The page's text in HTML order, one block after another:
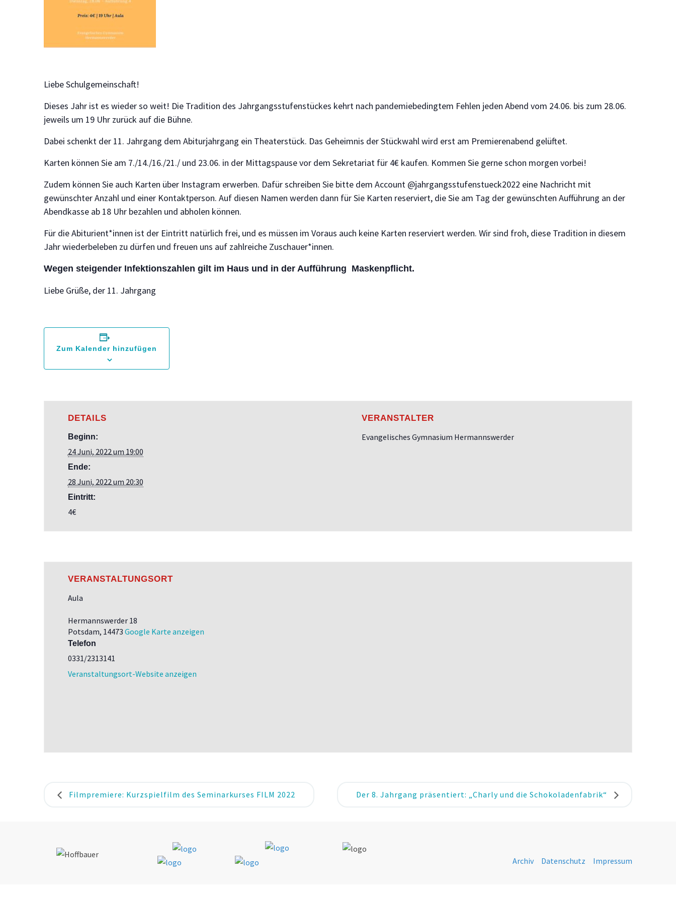
Liebe Schulgemeinschaft!
Dieses Jahr ist es wieder so weit! Die Tradition des Jahrgangsstufenstückes kehrt nach pandemiebedingtem Fehlen jeden Abend vom 24.06. bis zum 28.06.
jeweils um 19 Uhr zurück auf die Bühne.
Dabei schenkt der 11. Jahrgang dem Abiturjahrgang ein Theaterstück. Das Geheimnis der Stückwahl wird erst am Premierenabend gelüftet.
Karten können Sie am 7./14./16./21./ und 23.06. in der Mittagspause vor dem Sekretariat für 4€ kaufen. Kommen Sie gerne schon morgen vorbei!
Zudem können Sie auch Karten über Instagram erwerben. Dafür schreiben Sie bitte dem Account @jahrgangsstufenstueck2022 eine Nachricht mit
gewünschter Anzahl und einer Kontaktperson. Auf diesen Namen werden dann für Sie Karten reserviert, die Sie am Tag der gewünschten Aufführung an der
Abendkasse ab 18 Uhr bezahlen und abholen können.
Für die Abiturient*innen ist der Eintritt natürlich frei, und es müssen im Voraus auch keine Karten reserviert werden. Wir sind froh, diese Tradition in diesem
Jahr wiederbeleben zu dürfen und freuen uns auf zahlreiche Zuschauer*innen.
Wegen steigender Infektionszahlen gilt im Haus und in der Aufführung Maskenpflicht.
Liebe Grüße, der 11. Jahrgang
Zum Kalender hinzufügen
DETAILS
Beginn:
24 Juni, 2022 um 19:00
Ende:
28 Juni, 2022 um 20:30
Eintritt:
4€
VERANSTALTER
Evangelisches Gymnasium Hermannswerder
VERANSTALTUNGSORT
Aula
Hermannswerder 18
Potsdam, 14473 Google Karte anzeigen
Telefon
0331/2313141
Veranstaltungsort-Website anzeigen
Filmpremiere: Kurzspielfilm des Seminarkurses FILM 2022 Der 8. Jahrgang präsentiert: „Charly und die Schokoladenfabrik“
Impressum
Datenschutz
Archiv